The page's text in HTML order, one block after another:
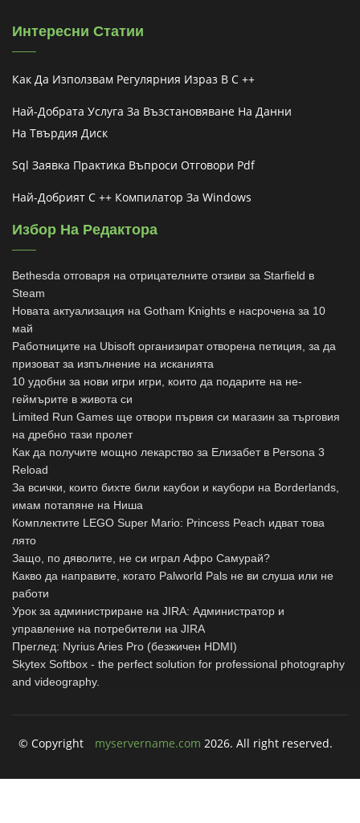
Интересни Статии
Как Да Използвам Регулярния Израз В C ++
Най-Добрата Услуга За Възстановяване На Данни
На Твърдия Диск
Sql Заявка Практика Въпроси Отговори Pdf
Най-Добрият C ++ Компилатор За Windows
Избор На Редактора
Bethesda отговаря на отрицателните отзиви за Starfield в
Steam
Новата актуализация на Gotham Knights е насрочена за 10
май
Работниците на Ubisoft организират отворена петиция, за да
призоват за изпълнение на исканията
10 удобни за нови игри игри, които да подарите на не-
геймърите в живота си
Limited Run Games ще отвори първия си магазин за търговия
на дребно тази пролет
Как да получите мощно лекарство за Елизабет в Persona 3
Reload
За всички, които бихте били каубои и каубори на Borderlands,
имам потапяне на Ниша
Комплектите LEGO Super Mario: Princess Peach идват това
лято
Защо, по дяволите, не си играл Афро Самурай?
Какво да направите, когато Palworld Pals не ви слуша или не
работи
Урок за администриране на JIRA: Администратор и
управление на потребители на JIRA
Преглед: Nyrius Aries Pro (безжичен HDMI)
Skytex Softbox - the perfect solution for professional photography
and videography.
© Copyright myservername.com 2026. All right reserved.